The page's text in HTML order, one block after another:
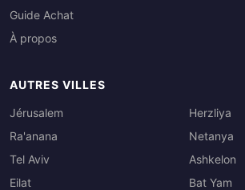
Guide Achat
À propos
AUTRES VILLES
Jérusalem
Ra'anana
Tel Aviv
Eilat
Herzliya
Netanya
Ashkelon
Bat Yam